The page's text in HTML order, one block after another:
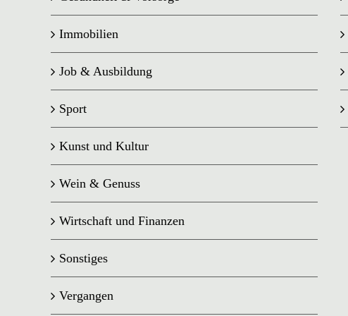
Immobilien
Job & Ausbildung
Sport
Kunst und Kultur
Wein & Genuss
Wirtschaft und Finanzen
Sonstiges
Vergangen